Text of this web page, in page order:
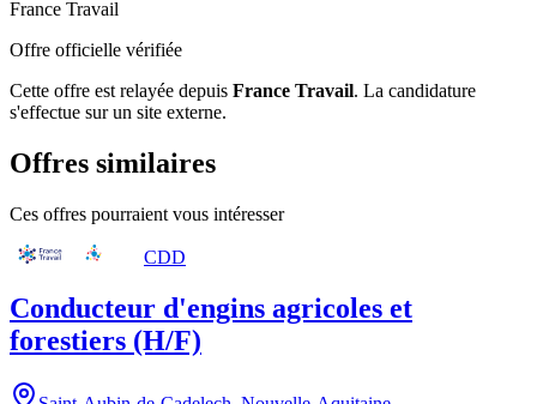
France Travail
Offre officielle vérifiée
Cette offre est relayée depuis France Travail. La candidature
s'effectue sur un site externe.
Offres similaires
Ces offres pourraient vous intéresser
CDD
Conducteur d'engins agricoles et
forestiers (H/F)